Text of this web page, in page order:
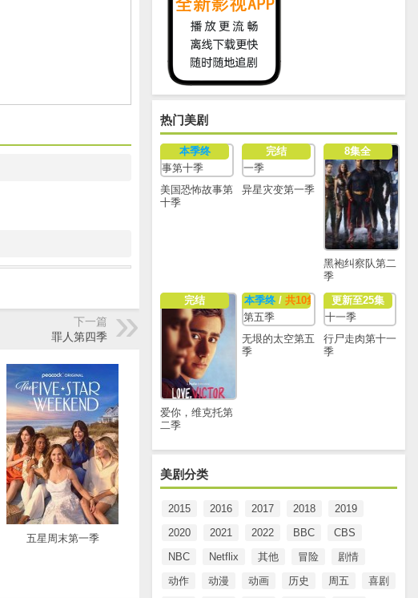
热门美剧
本季终
美国恐怖故事第
十季
完结
异星灾变第一季
8集全
黑袍纠察队第二
季
完结
爱你，维克托第
二季
本季终/ 共10集
无垠的太空第五
季
更新至25集
行尸走肉第十一
季
美剧分类
2015 2016 2017 2018
2019
2020
2021 2022 BBC
CBS
NBC
Netflix 其他 冒险
剧情
动作
动漫 动画 历史 周五
喜剧
下一篇
罪人第四季
五星周末第一季